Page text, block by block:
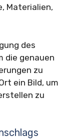
Materialien,
des
die genauen
zu
ein Bild, um
zu